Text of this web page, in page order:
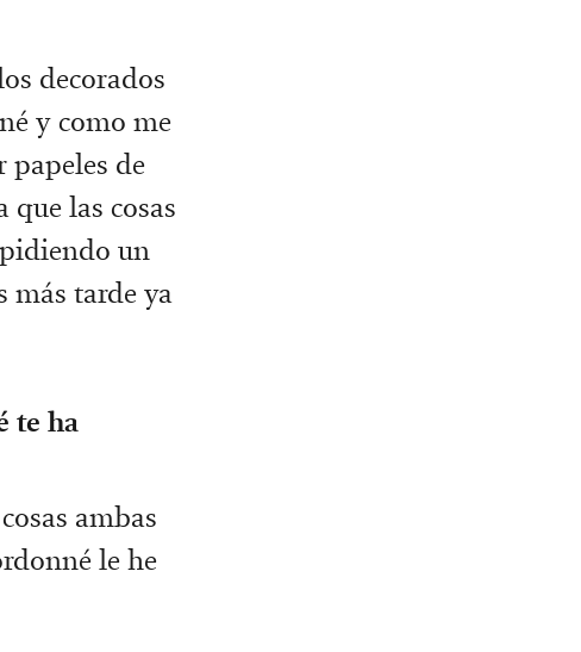
decorados
y como me
papeles de
que las cosas
un
más tarde ya
te ha
ambas
le he